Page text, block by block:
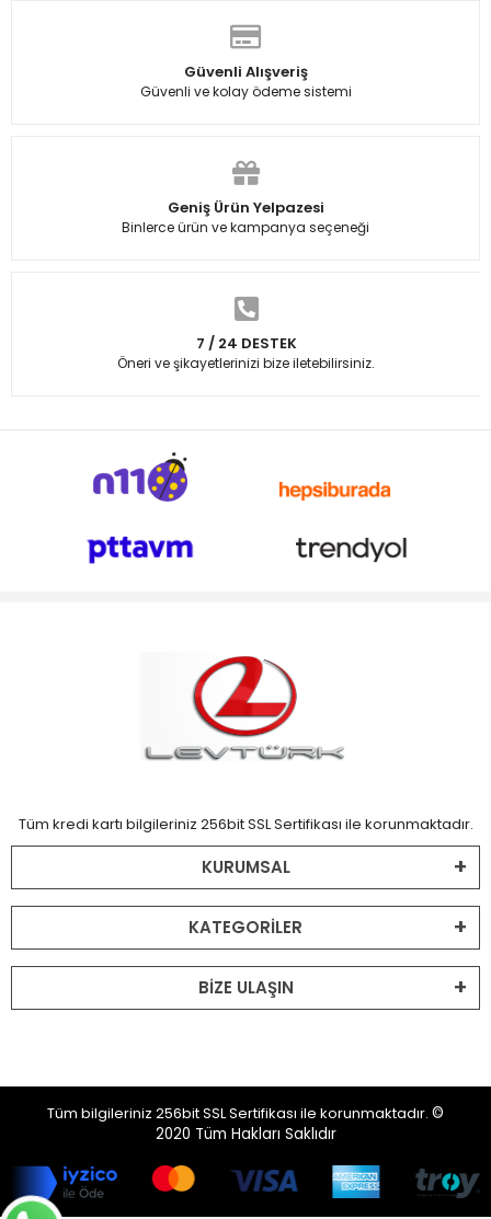
Güvenli Alışveriş
Güvenli ve kolay ödeme sistemi
Geniş Ürün Yelpazesi
Binlerce ürün ve kampanya seçeneği
7 / 24 DESTEK
Öneri ve şikayetlerinizi bize iletebilirsiniz.
Tüm kredi kartı bilgileriniz 256bit SSL Sertifikası ile korunmaktadır.
KURUMSAL
KATEGORİLER
BİZE ULAŞIN
Tüm bilgileriniz 256bit SSL Sertifikası ile korunmaktadır. ©
2020 Tüm Hakları Saklıdır